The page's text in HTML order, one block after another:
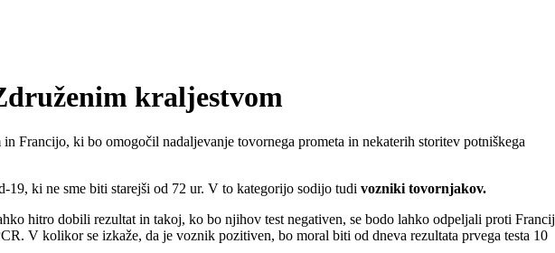
kraljestvom
Francijo, ki bo omogočil nadaljevanje tovornega prometa in nekaterih storitev potniškega
ki ne sme biti starejši od 72 ur. V to kategorijo sodijo tudi vozniki tovornjakov.
hitro dobili rezultat in takoj, ko bo njihov test negativen, se bodo lahko odpeljali proti
V kolikor se izkaže, da je voznik pozitiven, bo moral biti od dneva rezultata prvega testa 10